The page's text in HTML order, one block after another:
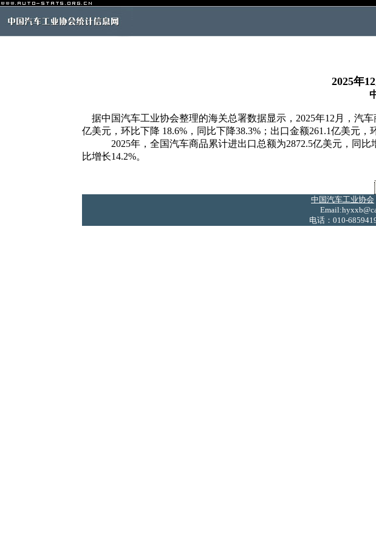
2025年
据中国汽车工业协会整理的海关总署数据显示，2025年12月，汽
亿美元，环比下降 18.6%，同比下降38.3%；出口金额261.1亿美元，
2025年，全国汽车商品累计进出口总额为2872.5亿美元，同比增
比增长14.2%。
中国汽车工业协会
电话：010-